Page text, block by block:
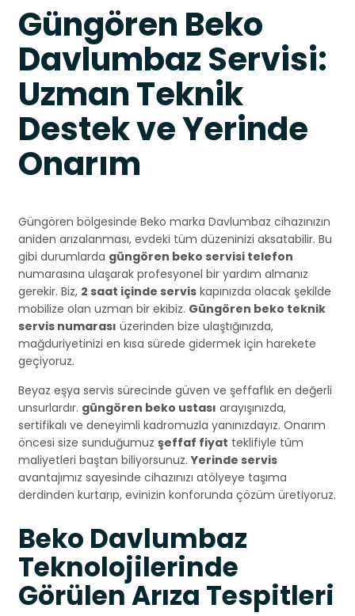
Güngören Beko
Davlumbaz Servisi:
Uzman Teknik
Destek ve Yerinde
Onarım
Güngören bölgesinde Beko marka Davlumbaz cihazınızın
aniden arızalanması, evdeki tüm düzeninizi aksatabilir. Bu
gibi durumlarda güngören beko servisi telefon
numarasına ulaşarak profesyonel bir yardım almanız
gerekir. Biz, 2 saat içinde servis kapınızda olacak şekilde
mobilize olan uzman bir ekibiz. Güngören beko teknik
servis numarası üzerinden bize ulaştığınızda,
mağduriyetinizi en kısa sürede gidermek için harekete
geçiyoruz.
Beyaz eşya servis sürecinde güven ve şeffaflık en değerli
unsurlardır. güngören beko ustası arayışınızda,
sertifikalı ve deneyimli kadromuzla yanınızdayız. Onarım
öncesi size sunduğumuz şeffaf fiyat teklifiyle tüm
maliyetleri baştan biliyorsunuz.Yerinde servis
avantajımız sayesinde cihazınızı atölyeye taşıma
derdinden kurtarıp, evinizin konforunda çözüm üretiyoruz.
Beko Davlumbaz
Teknolojilerinde
Görülen Arıza Tespitleri